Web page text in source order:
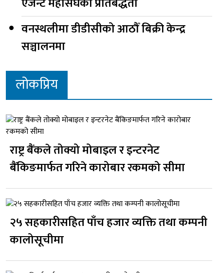
वनस्थलीमा डीडीसीको आठौँ बिक्री केन्द्र
सञ्चालनमा
लोकप्रिय
राष्ट्र बैंकले तोक्यो मोबाइल र इन्टरनेट
बैंकिङमार्फत गरिने कारोबार रकमको सीमा
२५ सहकारीसहित पाँच हजार व्यक्ति तथा कम्पनी
कालोसूचीमा